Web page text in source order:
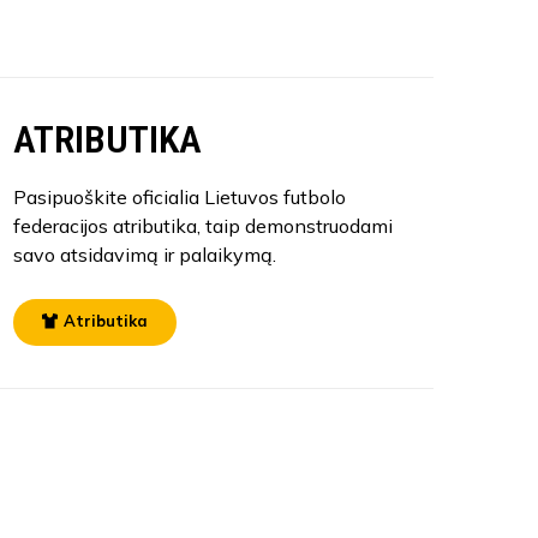
ATRIBUTIKA
Pasipuoškite oficialia Lietuvos futbolo
federacijos atributika, taip demonstruodami
savo atsidavimą ir palaikymą.
Atributika